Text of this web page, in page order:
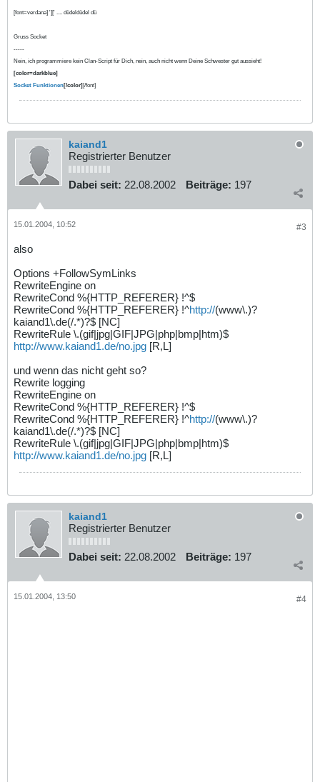
[font=verdana] '][' .... düdeldüdel dü
Gruss Socket
-----
Nein, ich programmiere kein Clan-Script für Dich, nein, auch nicht wenn Deine Schwester gut aussieht!
[color=darkblue]
Socket Funktionen[/color][/font]
kaiand1
Registrierter Benutzer
Dabei seit: 22.08.2002 Beiträge: 197
#3
15.01.2004, 10:52
also
Options +FollowSymLinks
RewriteEngine on
RewriteCond %{HTTP_REFERER} !^$
RewriteCond %{HTTP_REFERER} !^http://(www\.)?
kaiand1\.de(/.*)?$ [NC]
RewriteRule \.(gif|jpg|GIF|JPG|php|bmp|htm)$
http://www.kaiand1.de/no.jpg [R,L]
und wenn das nicht geht so?
Rewrite logging
RewriteEngine on
RewriteCond %{HTTP_REFERER} !^$
RewriteCond %{HTTP_REFERER} !^http://(www\.)?
kaiand1\.de(/.*)?$ [NC]
RewriteRule \.(gif|jpg|GIF|JPG|php|bmp|htm)$
http://www.kaiand1.de/no.jpg [R,L]
kaiand1
Registrierter Benutzer
Dabei seit: 22.08.2002 Beiträge: 197
#4
15.01.2004, 13:50